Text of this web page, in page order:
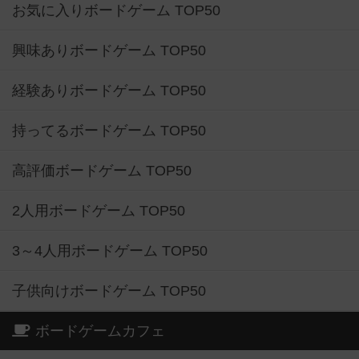
お気に入りボードゲーム TOP50
興味ありボードゲーム TOP50
経験ありボードゲーム TOP50
持ってるボードゲーム TOP50
高評価ボードゲーム TOP50
2人用ボードゲーム TOP50
3～4人用ボードゲーム TOP50
子供向けボードゲーム TOP50
ボードゲームカフェ